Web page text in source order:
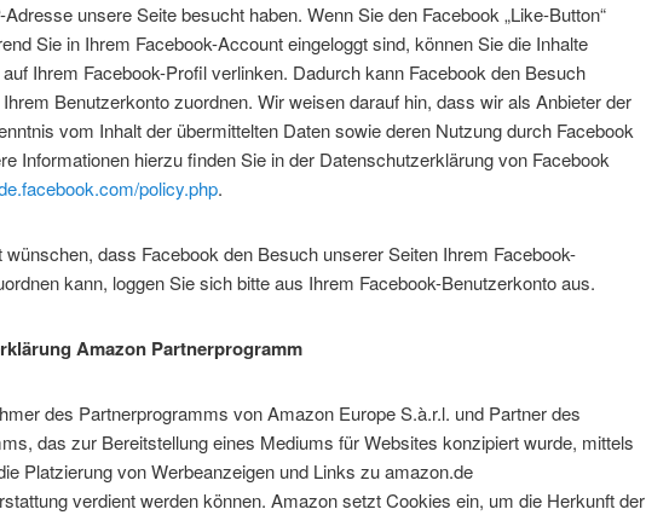
unsere Seite besucht haben. Wenn Sie den Facebook „Like-Button“
Sie in Ihrem Facebook-Account eingeloggt sind, können Sie die Inhalte
Ihrem Facebook-Profil verlinken. Dadurch kann Facebook den Besuch
Benutzerkonto zuordnen. Wir weisen darauf hin, dass wir als Anbieter der
vom Inhalt der übermittelten Daten sowie deren Nutzung durch Facebook
Informationen hierzu finden Sie in der Datenschutzerklärung von Facebook
policy.php.
wünschen, dass Facebook den Besuch unserer Seiten Ihrem Facebook-
kann, loggen Sie sich bitte aus Ihrem Facebook-Benutzerkonto aus.
Amazon Partnerprogramm
des Partnerprogramms von Amazon Europe S.à.r.l. und Partner des
das zur Bereitstellung eines Mediums für Websites konzipiert wurde, mittels
Platzierung von Werbeanzeigen und Links zu amazon.de
verdient werden können. Amazon setzt Cookies ein, um die Herkunft der